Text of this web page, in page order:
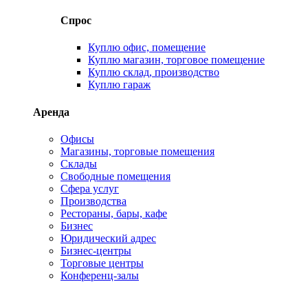
Спрос
Куплю офис, помещение
Куплю магазин, торговое помещение
Куплю склад, производство
Куплю гараж
Аренда
Офисы
Магазины, торговые помещения
Склады
Свободные помещения
Сфера услуг
Производства
Рестораны, бары, кафе
Бизнес
Юридический адрес
Бизнес-центры
Торговые центры
Конференц-залы